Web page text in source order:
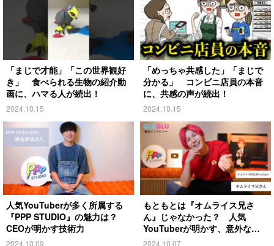
「まじで才能」「この世界観好
き」 食べられる生物の紹介動
画に、ハマる人が続出！
2024.10.15
「めっちゃ共感した」「まじで
分かる」 コンビニ店員の本音
に、共感の声が続出！
2024.10.15
人気YouTuberが多く所属する
『PPP STUDIO』の魅力は？
CEOが明かす技術力
2024.10.09
もともとは『オムライス兄さ
ん』じゃなかった？ 人気
YouTuberが明かす、意外な過
去とは
2024.10.07